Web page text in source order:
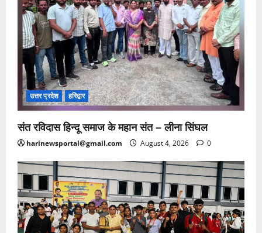
उत्तर प्रदेश हरिद्वार
संत रविदास हिन्दू समाज के महान संत – लीना सिंघल
harinewsportal@gmail.com August 4, 2026 0